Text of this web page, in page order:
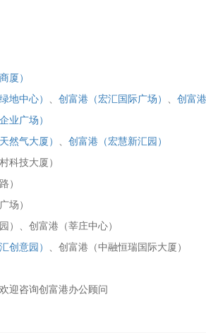
厦）
地中心） 创富港（宏汇国际广场）
创富
业广场）
然气大厦）
创富港（宏慧新汇园）
科技大厦）
）
场）
）、创富港（莘庄中心）
创意园） 、创富港（中融恒瑞国际大厦）
欢迎咨询创富港办公顾问